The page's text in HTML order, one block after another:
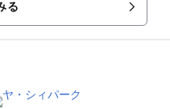
る